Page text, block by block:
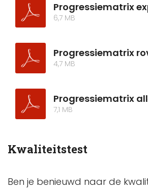
Progressiematrix
6,7 MB
Progressiematrix
4,7 MB
Progressiematrix
7,1 MB
Kwaliteitstest
Ben je benieuwd naar de